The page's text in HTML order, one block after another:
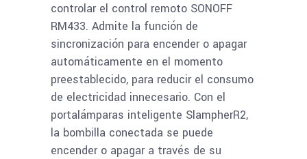
controlar el control remoto SONOFF
RM433. Admite la función de
sincronización para encender o apagar
automáticamente en el momento
preestablecido, para reducir el consumo
de electricidad innecesario. Con el
portalámparas inteligente SlampherR2,
la bombilla conectada se puede
encender o apagar a través de su